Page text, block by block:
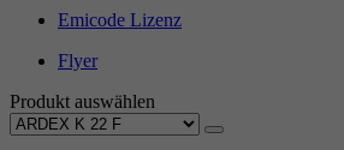
Emicode Lizenz
Flyer
Produkt auswählen